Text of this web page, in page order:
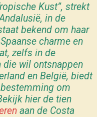
Kust”, strekt
in de
bekend om haar
charme en
zelfs in de
die wil ontsnappen
en België, biedt
om
hier de tien
aan de Costa